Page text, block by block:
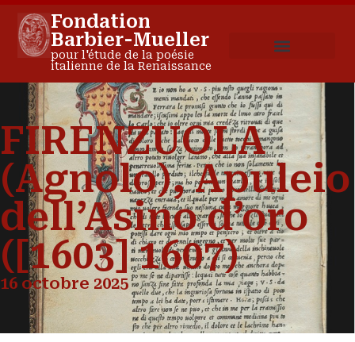
Fondation
Barbier-Mueller
pour l'étude de la poésie
italienne de la Renaissance
FIRENZUOLA
(Agnolo), Apuleio
dell’Asino d’oro
([1603] 1607)
16 octobre 2025